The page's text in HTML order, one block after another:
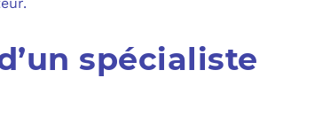
spécialiste